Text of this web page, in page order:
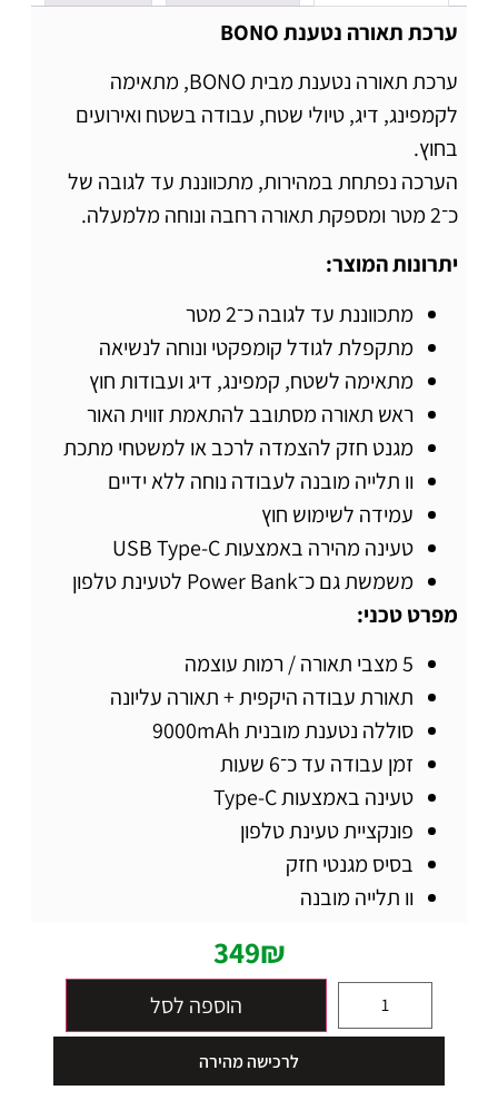
ערכת תאורה נטענת BONO
ערכת תאורה נטענת מבית BONO, מתאימה
לקמפינג, דיג, טיולי שטח, עבודה בשטח ואירועים
בחוץ.
הערכה נפתחת במהירות, מתכווננת עד לגובה של
כ־2 מטר ומספקת תאורה רחבה ונוחה מלמעלה.
יתרונות המוצר:
מתכווננת עד לגובה כ־2 מטר
מתקפלת לגודל קומפקטי ונוחה לנשיאה
מתאימה לשטח, קמפינג, דיג ועבודות חוץ
ראש תאורה מסתובב להתאמת זווית האור
מגנט חזק להצמדה לרכב או למשטחי מתכת
וו תלייה מובנה לעבודה נוחה ללא ידיים
עמידה לשימוש חוץ
טעינה מהירה באמצעות USB Type-C
משמשת גם כ־Power Bank לטעינת טלפון
מפרט טכני:
5 מצבי תאורה / רמות עוצמה
תאורת עבודה היקפית + תאורה עליונה
סוללה נטענת מובנית 9000mAh
זמן עבודה עד כ־6 שעות
טעינה באמצעות Type-C
פונקציית טעינת טלפון
בסיס מגנטי חזק
וו תלייה מובנה
349₪
הוספה לסל
לרכישה מהירה